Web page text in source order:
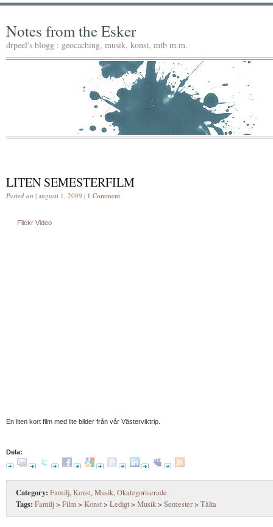
Notes from the Esker
drpeel's blogg : geocaching, musik, konst, mtb m.m.
LITEN SEMESTERFILM
Posted on | augusti 1, 2009 | 1 Comment
Flickr Video
En liten kort film med lite bilder från vår Västerviktrip.
Dela:
Category: Familj,Konst,Musik,Okategoriserade
Tags: Familj> Film> Konst> Ledigt> Musik> Semester> Tälta